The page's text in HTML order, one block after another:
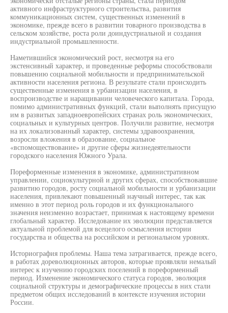
активного инфраструктурного строительства, развития
коммуникационных систем, существенных изменений в
экономике, прежде всего в развитии товарного производства в
сельском хозяйстве, роста роли доиндустриальной и создания
индустриальной промышленности.
Наметившийся экономический рост, несмотря на его
экстенсивный характер, и проведенные реформы способствовали
повышению социальной мобильности и предпринимательской
активности населения региона. В результате стали происходить
существенные изменения в урбанизации населения, в
воспроизводстве и наращивании человеческого капитала. Города,
помимо административных функций, стали выполнять присущую
им в развитых западноевропейских странах роль экономических,
социальных и культурных центров. Получили развитие, несмотря
на их локализованный характер, системы здравоохранения,
возросли вложения в образование, социальное
«вспомоществование» и другие сферы жизнедеятельности
городского населения Южного Урала.
Пореформенные изменения в экономике, административном
управлении, социокультурной и других сферах, способствовавшие
развитию городов, росту социальной мобильности и урбанизации
населения, привлекают повышенный научный интерес, так как
именно в этот период роль городов и их функционального
значения неизменно возрастает, принимая к настоящему времени
глобальный характер. Исследование их эволюции представляется
актуальной проблемой для всецелого осмысления истории
государства и общества на российском и региональном уровнях.
Историография проблемы. Наша тема затрагивается, прежде всего,
в работах дореволюционных авторов, которые проявляли немалый
интерес к изучению городских поселений в пореформенный
период. Изменение экономического статуса городов, эволюция
социальной структуры и демографические процессы в них стали
предметом общих исследований в контексте изучения истории
России.